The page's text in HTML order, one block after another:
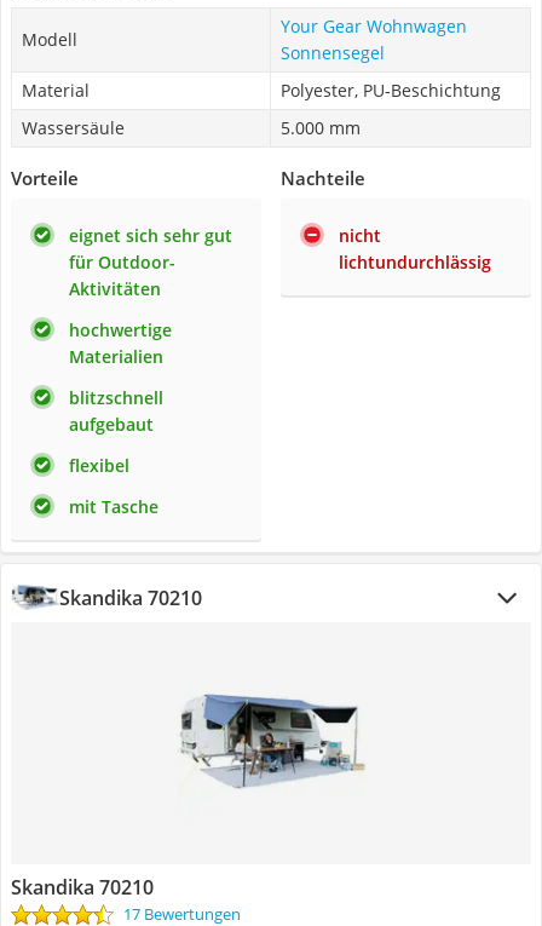
Modell
Your Gear Wohnwagen
Sonnensegel
Material
Polyester, PU-Beschichtung
Wassersäule
5.000 mm
Vorteile
eignet sich sehr gut
für Outdoor-
Aktivitäten
hochwertige
Materialien
blitzschnell
aufgebaut
flexibel
mit Tasche
Nachteile
nicht
lichtundurchlässig
Skandika 70210
Skandika 70210
17 Bewertungen